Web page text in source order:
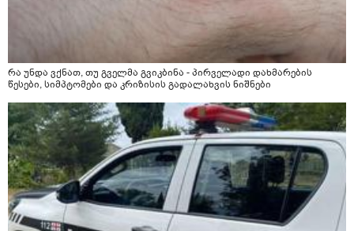
რა უნდა ვქნათ, თუ გველმა გვიკბინა - პირველადი დახმარების
წესები, სიმპტომები და კრიზისის გადალახვის ნიშნები